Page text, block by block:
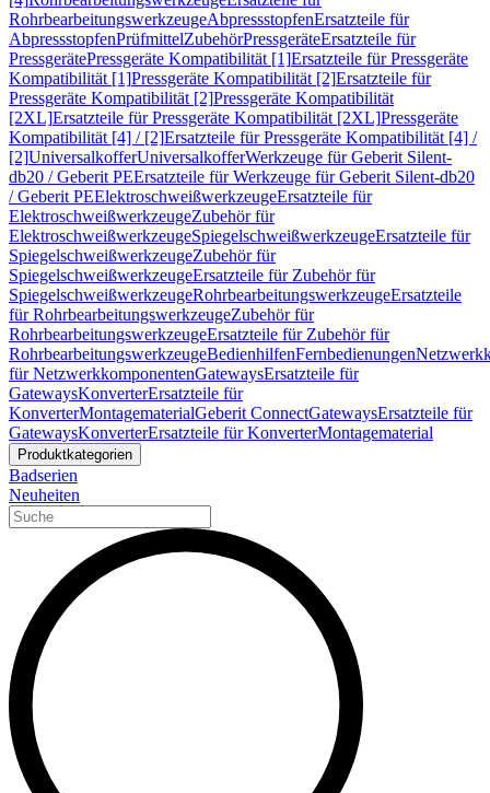
RohrbearbeitungswerkzeugeAbpressstopfenErsatzteile für
AbpressstopfenPrüfmittelZubehörPressgeräteErsatzteile für
PressgerätePressgeräte Kompatibilität [1]Ersatzteile für Pressgeräte
Kompatibilität [1]Pressgeräte Kompatibilität [2]Ersatzteile für
Pressgeräte Kompatibilität [2]Pressgeräte Kompatibilität
[2XL]Ersatzteile für Pressgeräte Kompatibilität [2XL]Pressgeräte
Kompatibilität [4] / [2]Ersatzteile für Pressgeräte Kompatibilität [4] /
[2]UniversalkofferUniversalkofferWerkzeuge für Geberit Silent-
db20 / Geberit PEErsatzteile für Werkzeuge für Geberit Silent-db20
/ Geberit PEElektroschweißwerkzeugeErsatzteile für
ElektroschweißwerkzeugeZubehör für
ElektroschweißwerkzeugeSpiegelschweißwerkzeugeErsatzteile für
SpiegelschweißwerkzeugeZubehör für
SpiegelschweißwerkzeugeErsatzteile für Zubehör für
SpiegelschweißwerkzeugeRohrbearbeitungswerkzeugeErsatzteile
für RohrbearbeitungswerkzeugeZubehör für
RohrbearbeitungswerkzeugeErsatzteile für Zubehör für
RohrbearbeitungswerkzeugeBedienhilfenFernbedienungen
für NetzwerkkomponentenGatewaysErsatzteile für
GatewaysKonverterErsatzteile für
KonverterMontagematerialGeberit ConnectGatewaysErsatzteile für
GatewaysKonverterErsatzteile für KonverterMontagematerial
Produktkategorien
Badserien
Neuheiten